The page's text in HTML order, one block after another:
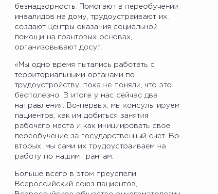
безнадзорность. Помогают в переобучении
инвалидов на дому, трудоустраивают их,
создают центры оказания социальной
помощи на грантовых основах,
организовывают досуг.
«Мы одно время пытались работать с
территориальными органами по
трудоустройству, пока не поняли, что это
бесполезно. В итоге у нас сейчас два
направления. Во-первых, мы консультируем
пациентов, как им добиться занятия
рабочего места и как инициировать свое
переобучение за государственный счет. Во-
вторых, мы сами их трудоустраиваем на
работу по нашим грантам.
Больше всего в этом преуспели
Всероссийский союз пациентов,